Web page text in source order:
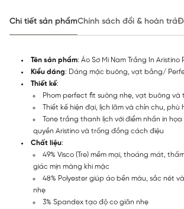
Chi tiết sản phẩmChính sách đổi & hoàn trả
Tên sản phẩm: Áo Sơ Mi Nam Trắng In Aristino
Kiểu dáng: Dáng mặc buông, vạt bằng/
Thiết kế:
Phom perfect fit suông nhẹ, vạt buông và
Thiết kế hiện đại, lịch lãm và chỉn chu, phù
Tone trắng thanh lịch với điểm nhấn in
quyền Aristino và trống đồng cách điệu
Chất liệu:
49% Visco (Tre) mềm mại, thoáng mát,
giác mịn màng khi mặc
48% Polyester giúp áo bền màu, sắc nét
nhẹ
3% Spandex tạo độ co giãn nhẹ